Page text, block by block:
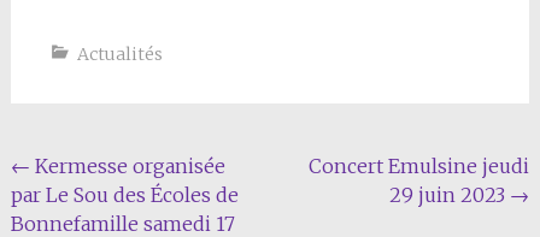
Actualités
Navigation
Article
← Kermesse organisée
par Le Sou des Écoles de
Bonnefamille samedi 17
Concert Emulsine jeudi
29 juin 2023 →